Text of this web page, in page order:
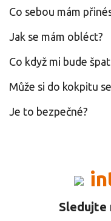
Co sebou mám
Jak se mám obléct?
Co když mi bude
Může si do kokpitu
Je to bezpečné?
Sledujte